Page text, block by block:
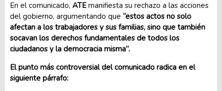
En el comunicado, ATEmanifiesta su rechazo a las acciones
del gobierno, argumentando que “estos actos no solo
afectan a los trabajadores y sus familias, sino que también
socavan los derechos fundamentales de todos los
ciudadanos y la democracia misma”.
El punto más controversial del comunicado radica en el
siguiente párrafo: